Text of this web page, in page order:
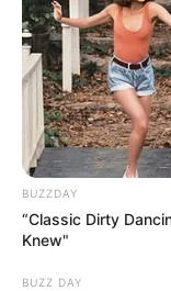
BUZZDAY
“Classic Dirty
Knew"
BUZZ DAY